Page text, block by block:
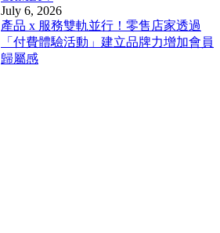
July 6, 2026
產品 x 服務雙軌並行！零售店家透過
「付費體驗活動」建立品牌力增加會員
歸屬感